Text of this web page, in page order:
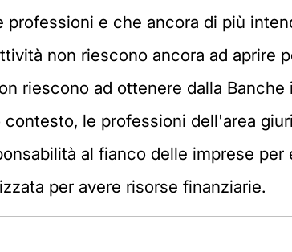
e che ancora di più
non riescono ancora ad aprire
riescono ad ottenere dalla
le professioni dell'area
al fianco delle imprese per
per avere risorse finanziarie.